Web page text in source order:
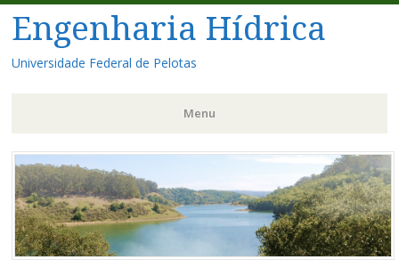
Engenharia Hídrica
Universidade Federal de Pelotas
Menu
Pular
para
o
conteúdo